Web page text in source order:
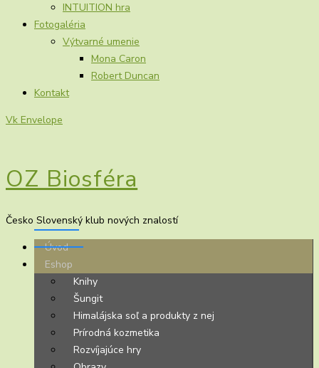
INTUITION hra
Fotogaléria
Výtvarné umenie
Mona Caron
Robert Duncan
Kontakt
Vk Envelope
OZ Biosféra
Česko Slovenský klub nových znalostí
Úvod
Eshop
Knihy
Šungit
Himalájska soľ a produkty z nej
Prírodná kozmetika
Rozvíjajúce hry